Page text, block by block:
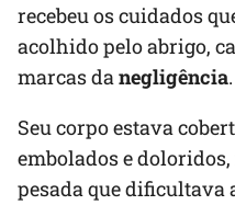
recebeu os cuidados
acolhido pelo abrigo,
marcas danegligência.
Seu corpo estava
embolados e
pesada que dificultava